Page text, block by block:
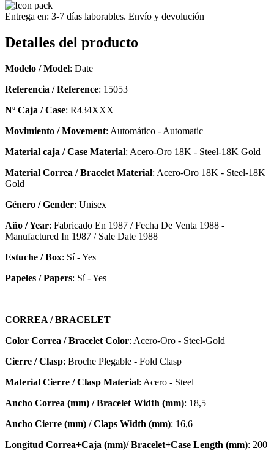
Entrega en: 3-7 días laborables. Envío y devolución
Detalles del producto
Modelo / Model: Date
Referencia / Reference: 15053
Nº Caja / Case: R434XXX
Movimiento / Movement: Automático - Automatic
Material caja / Case Material: Acero-Oro 18K - Steel-18K Gold
Material Correa / Bracelet Material: Acero-Oro 18K - Steel-18K
Gold
Género / Gender: Unisex
Año / Year: Fabricado En 1987 / Fecha De Venta 1988 -
Manufactured In 1987 / Sale Date 1988
Estuche / Box: Sí - Yes
Papeles / Papers: Sí - Yes
CORREA / BRACELET
Color Correa / Bracelet Color: Acero-Oro - Steel-Gold
Cierre / Clasp: Broche Plegable - Fold Clasp
Material Cierre / Clasp Material: Acero - Steel
Ancho Correa (mm) / Bracelet Width (mm): 18,5
Ancho Cierre (mm) / Claps Width (mm): 16,6
Longitud Correa+Caja (mm)/ Bracelet+Case Length (mm): 200